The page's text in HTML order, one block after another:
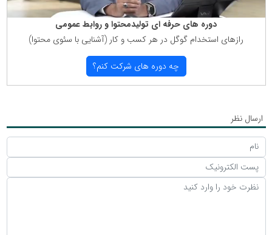
دوره های حرفه ای تولیدمحتوا و روابط عمومی
رازهای استخدام گوگل در هر كسب و كار (آشنایی با سئوی محتوا)
چه دوره های شركت كنم؟
ارسال نظر